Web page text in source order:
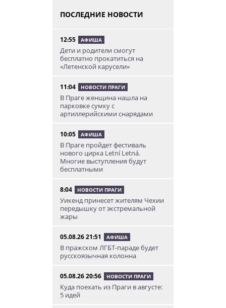
ПОСЛЕДНИЕ НОВОСТИ
12:55 АФИША
Дети и родители смогут
бесплатно прокатиться на
«Летенской карусели»
11:04 НОВОСТИ ПРАГИ
В Праге женщина нашла на
парковке сумку с
артиллерийскими снарядами
10:05 АФИША
В Праге пройдет фестиваль
нового цирка Letní Letná.
Многие выступления будут
бесплатными
8:04 НОВОСТИ ПРАГИ
Уикенд принесет жителям Чехии
передышку от экстремальной
жары
05.08.26 21:51 АФИША
В пражском ЛГБТ-параде будет
русскоязычная колонна
05.08.26 20:56 НОВОСТИ ПРАГИ
Куда поехать из Праги в августе:
5 идей